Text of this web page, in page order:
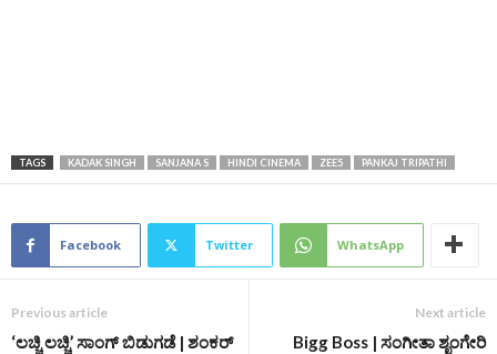
TAGS KADAK SINGH SANJANA S HINDI CINEMA ZEE5 PANKAJ TRIPATHI
Facebook Twitter WhatsApp
Previous article
‘ಲಚ್ಚಿ ಲಚ್ಚಿ’ ಸಾಂಗ್‌ ಬಿಡುಗಡೆ | ಶಂಕರ್
Next article
Bigg Boss | ಸಂಗೀತಾ ಶೃಂಗೇರಿ